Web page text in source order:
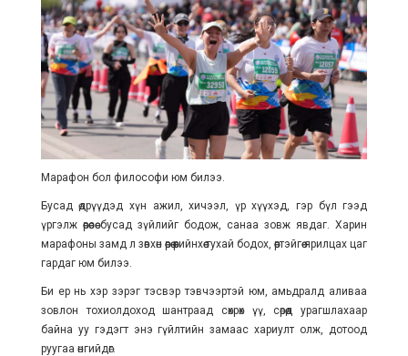
Марафон бол философи юм билээ.
Бусад өдрүүдэд хүн ажил, хичээл, үр хүүхэд, гэр бүл гээд
үргэлж өөрөөсөө бусад зүйлийг бодож, санаа зовж явдаг. Харин
марафоны замд л зөвхөн өөрөө өөрийнхөө тухай бодох, өөртэйгөө ярилцах цаг
гардаг юм билээ.
Би ер нь хэр зэрэг тэсвэр тэвчээртэй юм, амьдралд аливаа
зовлон тохиолдоход шантраад сөхрөх үү, сөрөөд урагшлахаар
байна уу гэдэгт энэ гүйлтийн замаас хариулт олж, дотоод
руугаа өнгийдөг.